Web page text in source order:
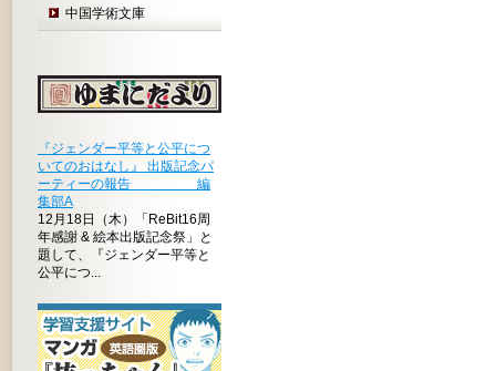
中国学術文庫
『ジェンダー平等と公平につ
いてのおはなし』 出版記念パ
ーティーの報告 編
集部A
12月18日（木）「ReBit16周
年感謝 & 絵本出版記念祭」と
題して、『ジェンダー平等と
公平につ...